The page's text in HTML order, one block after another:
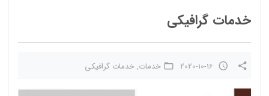
خدمات گرافیکی
2020-10-16 خدمات,خدمات گرافیکی